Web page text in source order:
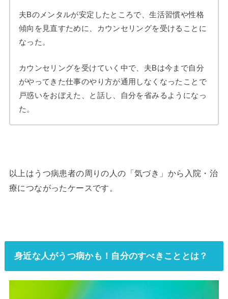
夫Bのメンタルが安定したところで、生活習慣や性格
傾向を見直すために、カウンセリングを受けることに
なった。
カウンセリングを受けていく中で、夫Bは今まで自分
がやってきた仕事のやり方が通用しなくなったことで
戸惑いをおぼえた、と話し、自分を省みるようになっ
た。
以上はうつ病患者の周りの人の「気づき」から入院・治
療につながったケースです。
身近な人がうつ病かも！自分のすべきこととは？